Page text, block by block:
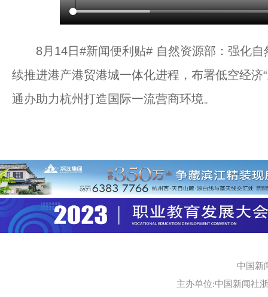
8月14日#新闻便利贴# 自然资源部：强化自
续推进港产港贸港城一体化进程，布署低空经济
通办助力杭州打造国际一流营商环境。
中国新
主办单位:中国新闻社